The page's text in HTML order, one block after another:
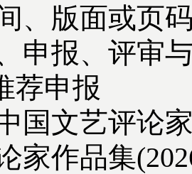
、版面或页
报、评审与
申报
文艺评论家
家作品集